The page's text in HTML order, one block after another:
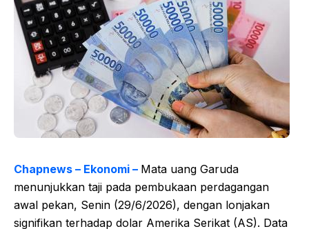
Chapnews – Ekonomi – Mata uang Garuda
menunjukkan taji pada pembukaan perdagangan
awal pekan, Senin (29/6/2026), dengan lonjakan
signifikan terhadap dolar Amerika Serikat (AS). Data